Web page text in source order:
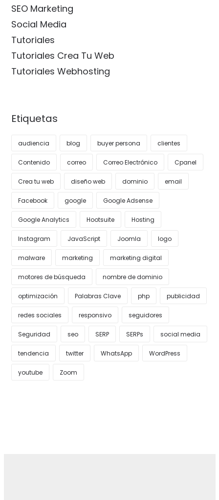
SEO Marketing
Social Media
Tutoriales
Tutoriales Crea Tu Web
Tutoriales Webhosting
Etiquetas
audiencia blog buyer persona clientes
Contenido correo Correo Electrónico Cpanel
Crea tu web diseño web dominio email
Facebook google Google Adsense
Google Analytics Hootsuite Hosting
Instagram JavaScript Joomla logo
malware marketing marketing digital
motores de búsqueda nombre de dominio
optimización Palabras Clave php publicidad
redes sociales responsivo seguidores
Seguridad seo SERP SERPs social media
tendencia twitter WhatsApp WordPress
youtube Zoom